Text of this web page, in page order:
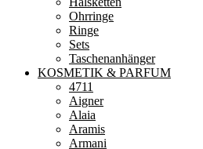
Ohrringe
Ringe
Sets
Taschenanhänger
KOSMETIK & PARFUM
4711
Aigner
Alaia
Aramis
Armani